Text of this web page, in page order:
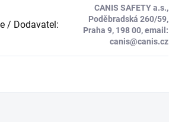
/ Dodavatel:
CANIS SAFETY a.s.,
Poděbradská 260/59,
Praha 9, 198 00, email:
canis@canis.cz